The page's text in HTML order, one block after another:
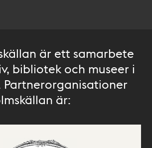
är ett samarbete
bibliotek och museer i
Partnerorganisationer
är: